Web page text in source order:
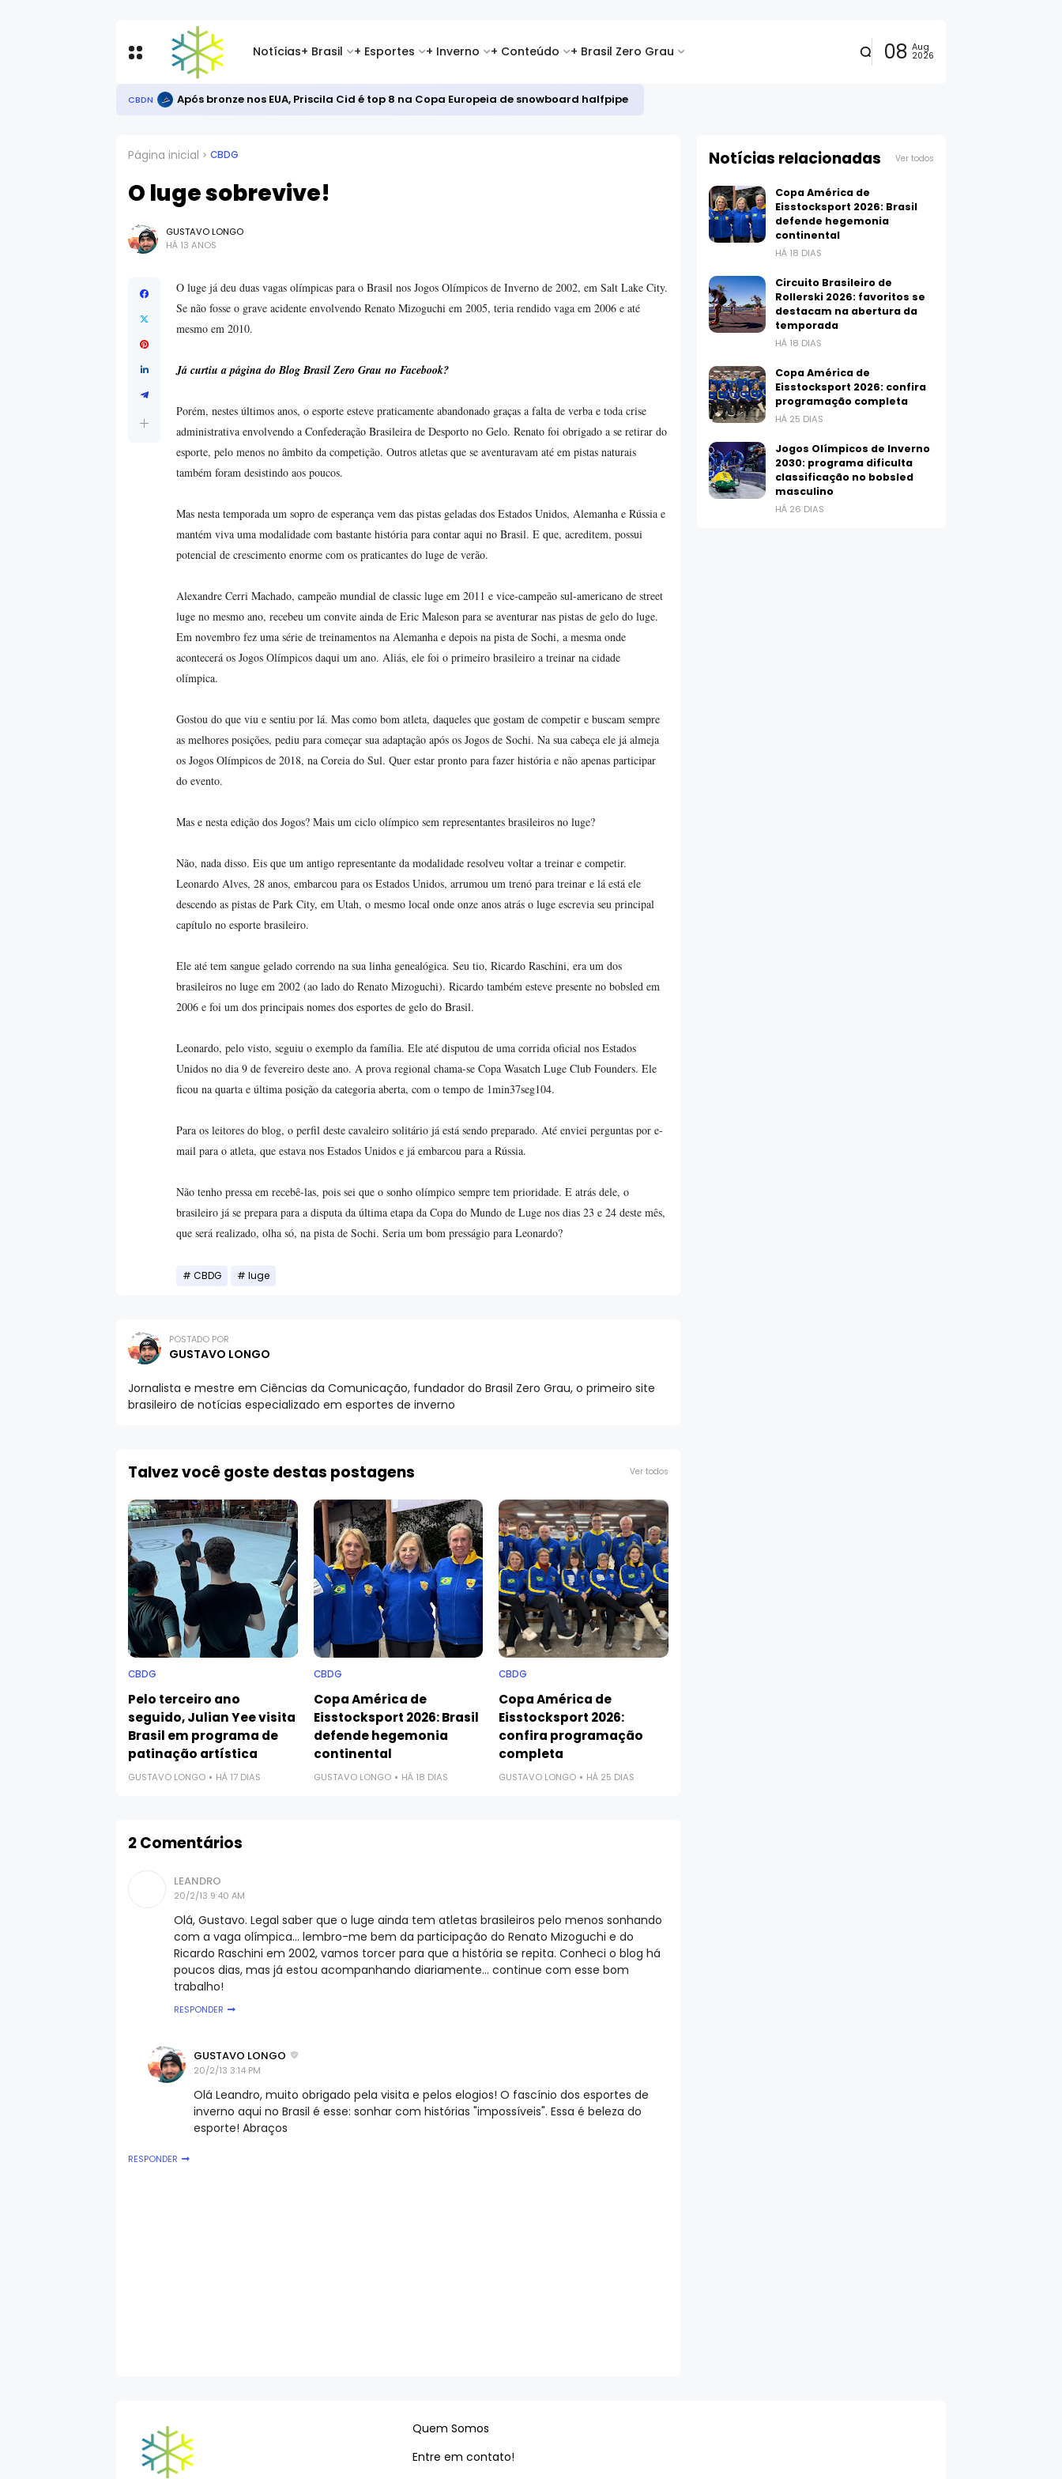
Notícias+ Brasil + Esportes + Inverno + Conteúdo + Brasil Zero Grau 08 Aug
2026
CBDN Após bronze nos EUA, Priscila Cid é top 8 na Copa Europeia de snowboard halfpipe
Página inicial CBDG
O luge sobrevive!
GUSTAVO LONGO
HÁ 13 ANOS
O luge já deu duas vagas olímpicas para o Brasil nos Jogos Olímpicos de Inverno de 2002, em Salt Lake City.
Se não fosse o grave acidente envolvendo Renato Mizoguchi em 2005, teria rendido vaga em 2006 e até
mesmo em 2010.
Já curtiu a página do Blog Brasil Zero Grau no Facebook?
Porém, nestes últimos anos, o esporte esteve praticamente abandonado graças a falta de verba e toda crise
administrativa envolvendo a Confederação Brasileira de Desporto no Gelo. Renato foi obrigado a se retirar do
esporte, pelo menos no âmbito da competição. Outros atletas que se aventuravam até em pistas naturais
também foram desistindo aos poucos.
Mas nesta temporada um sopro de esperança vem das pistas geladas dos Estados Unidos, Alemanha e Rússia e
mantém viva uma modalidade com bastante história para contar aqui no Brasil. E que, acreditem, possui
potencial de crescimento enorme com os praticantes do luge de verão.
Alexandre Cerri Machado, campeão mundial de classic luge em 2011 e vice-campeão sul-americano de street
luge no mesmo ano, recebeu um convite ainda de Eric Maleson para se aventurar nas pistas de gelo do luge.
Em novembro fez uma série de treinamentos na Alemanha e depois na pista de Sochi, a mesma onde
acontecerá os Jogos Olímpicos daqui um ano. Aliás, ele foi o primeiro brasileiro a treinar na cidade
olímpica.
Gostou do que viu e sentiu por lá. Mas como bom atleta, daqueles que gostam de competir e buscam sempre
as melhores posições, pediu para começar sua adaptação após os Jogos de Sochi. Na sua cabeça ele já almeja
os Jogos Olímpicos de 2018, na Coreia do Sul. Quer estar pronto para fazer história e não apenas participar
do evento.
Mas e nesta edição dos Jogos? Mais um ciclo olímpico sem representantes brasileiros no luge?
Não, nada disso. Eis que um antigo representante da modalidade resolveu voltar a treinar e competir.
Leonardo Alves, 28 anos, embarcou para os Estados Unidos, arrumou um trenó para treinar e lá está ele
descendo as pistas de Park City, em Utah, o mesmo local onde onze anos atrás o luge escrevia seu principal
capítulo no esporte brasileiro.
Ele até tem sangue gelado correndo na sua linha genealógica. Seu tio, Ricardo Raschini, era um dos
brasileiros no luge em 2002 (ao lado do Renato Mizoguchi). Ricardo também esteve presente no bobsled em
2006 e foi um dos principais nomes dos esportes de gelo do Brasil.
Leonardo, pelo visto, seguiu o exemplo da família. Ele até disputou de uma corrida oficial nos Estados
Unidos no dia 9 de fevereiro deste ano. A prova regional chama-se Copa Wasatch Luge Club Founders. Ele
ficou na quarta e última posição da categoria aberta, com o tempo de 1min37seg104.
Para os leitores do blog, o perfil deste cavaleiro solitário já está sendo preparado. Até enviei perguntas por e-
mail para o atleta, que estava nos Estados Unidos e já embarcou para a Rússia.
Não tenho pressa em recebê-las, pois sei que o sonho olímpico sempre tem prioridade. E atrás dele, o
brasileiro já se prepara para a disputa da última etapa da Copa do Mundo de Luge nos dias 23 e 24 deste mês,
que será realizado, olha só, na pista de Sochi. Seria um bom presságio para Leonardo?
CBDG luge
POSTADO POR
GUSTAVO LONGO
Jornalista e mestre em Ciências da Comunicação, fundador do Brasil Zero Grau, o primeiro site
brasileiro de notícias especializado em esportes de inverno
Talvez você goste destas postagens Ver todos
CBDG
Pelo terceiro ano
seguido, Julian Yee visita
Brasil em programa de
patinação artística
GUSTAVO LONGO HÁ 17 DIAS
CBDG
Copa América de
Eisstocksport 2026: Brasil
defende hegemonia
continental
GUSTAVO LONGO HÁ 18 DIAS
CBDG
Copa América de
Eisstocksport 2026:
confira programação
completa
GUSTAVO LONGO HÁ 25 DIAS
2 Comentários
LEANDRO
20/2/13 9:40 AM
Olá, Gustavo. Legal saber que o luge ainda tem atletas brasileiros pelo menos sonhando
com a vaga olímpica... lembro-me bem da participação do Renato Mizoguchi e do
Ricardo Raschini em 2002, vamos torcer para que a história se repita. Conheci o blog há
poucos dias, mas já estou acompanhando diariamente... continue com esse bom
trabalho!
RESPONDER
GUSTAVO LONGO
20/2/13 3:14 PM
Olá Leandro, muito obrigado pela visita e pelos elogios! O fascínio dos esportes de
inverno aqui no Brasil é esse: sonhar com histórias "impossíveis". Essa é beleza do
esporte! Abraços
RESPONDER
Notícias relacionadas Ver todos
Copa América de
Eisstocksport 2026: Brasil
defende hegemonia
continental
HÁ 18 DIAS
Circuito Brasileiro de
Rollerski 2026: favoritos se
destacam na abertura da
temporada
HÁ 18 DIAS
Copa América de
Eisstocksport 2026: confira
programação completa
HÁ 25 DIAS
Jogos Olímpicos de Inverno
2030: programa dificulta
classificação no bobsled
masculino
HÁ 26 DIAS
Quem Somos
Entre em contato!